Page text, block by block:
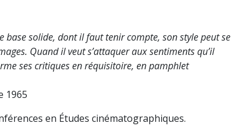
base solide, dont il faut tenir compte, son style peut se
Quand il veut s’attaquer aux sentiments qu’il
ses critiques en réquisitoire, en pamphlet
1965
en Études cinématographiques.